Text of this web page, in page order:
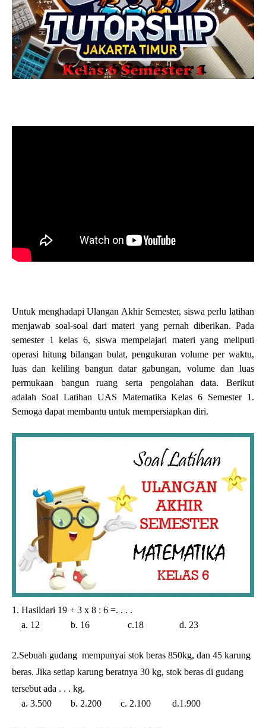
Untuk menghadapi Ulangan Akhir Semester, siswa perlu latihan
menjawab soal-soal dari materi yang pernah diberikan. Pada
semester 1 kelas 6, siswa mempelajari materi yang meliputi
operasi hitung bilangan bulat, pengukuran volume per waktu,
luas dan keliling bangun datar gabungan, volume dan luas
permukaan bangun ruang serta pengolahan data. Berikut
adalah Soal Latihan UAS Matematika Kelas 6 Semester 1.
Semoga dapat membantu untuk mempersiapkan diri.
1. Hasildari 19 + 3 x 8 : 6 =. . . .
a. 12 b. 16 c.18 d. 23
2.Sebuah gudang mempunyai stok beras 850kg, dan 45 karung
beras. Jika setiap karung beratnya 30 kg, stok beras di gudang
tersebut ada . . . kg.
a. 3.500 b. 2.200 c. 2.100 d.1.900